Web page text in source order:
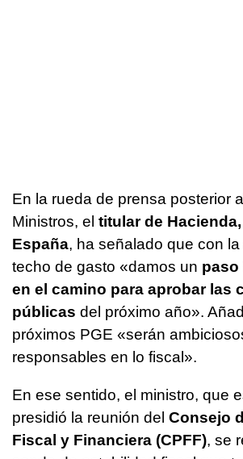
En la rueda de prensa posterior
Ministros, el titular de
España, ha señalado que con la
techo de gasto «damos un paso
en el camino para aprobar las
públicas del próximo año».
próximos PGE «serán
responsables en lo fiscal».
En ese sentido, el ministro, que
presidió la reunión del Consejo
Fiscal y Financiera (CPFF), se